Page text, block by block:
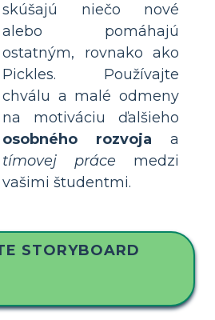
skúšajú niečo nové
alebo pomáhajú
ostatným, rovnako ako
Pickles. Používajte
chválu a malé odmeny
na motiváciu ďalšieho
osobného rozvoja a
tímovej práce medzi
vašimi študentmi.
STORYBOARD